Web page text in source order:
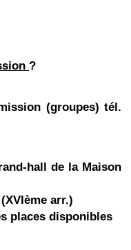
?
(groupes) tél.
hall de la Maison
arr.)
places disponibles